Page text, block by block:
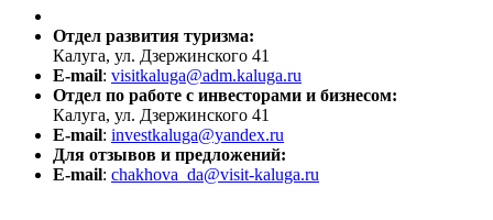
Отдел развития туризма:
Калуга, ул. Дзержинского 41
E-mail: visitkaluga@adm.kaluga.ru
Отдел по работе с инвесторами и бизнесом:
Калуга, ул. Дзержинского 41
E-mail: investkaluga@yandex.ru
Для отзывов и предложений:
E-mail: chakhova_da@visit-kaluga.ru